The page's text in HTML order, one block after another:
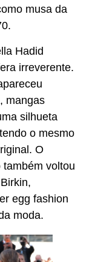
musa da
Hadid
irreverente.
mangas
silhueta
o mesmo
O
voltou
egg fashion
moda.